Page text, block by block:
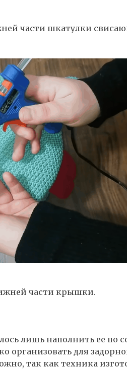
части шкатулки
части крышки.
лишь наполнить ее по
организовать для
так как техника